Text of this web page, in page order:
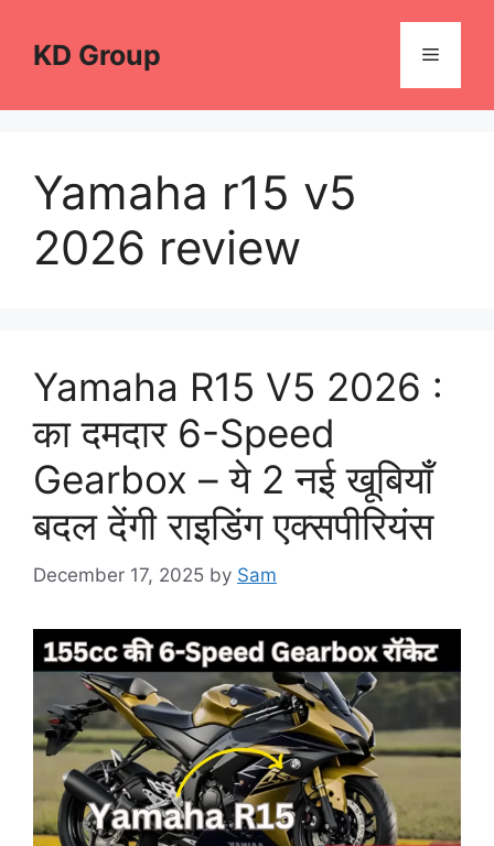
contentKD Group Menu
Yamaha r15 v5
2026 review
Yamaha R15 V5 2026 :
का दमदार 6-Speed
Gearbox – ये 2 नई खूबियाँ
बदल देंगी राइडिंग एक्सपीरियंस
December 17, 2025 by Sam